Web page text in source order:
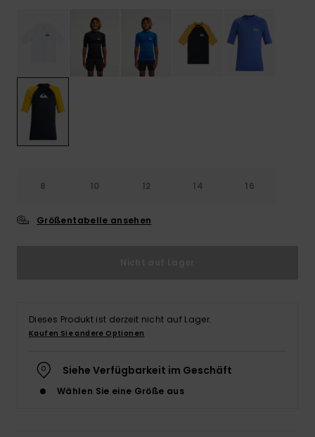
8 10 12 14 16
Größentabelle ansehen
Dieses Produkt ist derzeit nicht auf Lager.
Kaufen Sie andere Optionen
Siehe Verfügbarkeit im Geschäft
Wählen Sie eine Größe aus